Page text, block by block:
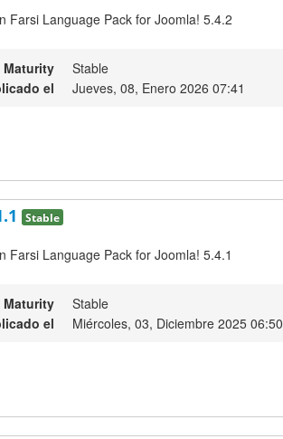
Farsi Language Pack for Joomla! 5.4.2
Maturity
Stable
el
Jueves, 08, Enero 2026 07:41
Stable
Farsi Language Pack for Joomla! 5.4.1
Maturity
Stable
el
Miércoles, 03, Diciembre 2025 06:50